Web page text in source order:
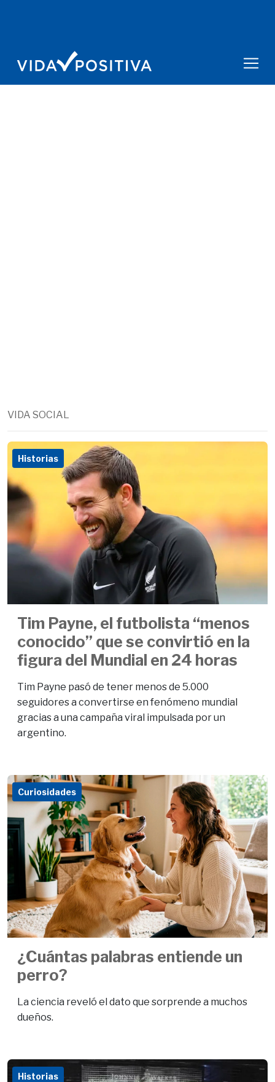
VIDA SOCIAL
Historias
Tim Payne, el futbolista “menos
conocido” que se convirtió en la
figura del Mundial en 24 horas
Tim Payne pasó de tener menos de 5.000
seguidores a convertirse en fenómeno mundial
gracias a una campaña viral impulsada por un
argentino.
Curiosidades
¿Cuántas palabras entiende un
perro?
La ciencia reveló el dato que sorprende a muchos
dueños.
Historias